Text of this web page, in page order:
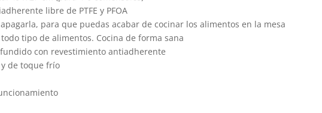
libre de PTFE y PFOA
para que puedas acabar de cocinar los alimentos en la mesa
tipo de alimentos. Cocina de forma sana
con revestimiento antiadherente
de toque frío